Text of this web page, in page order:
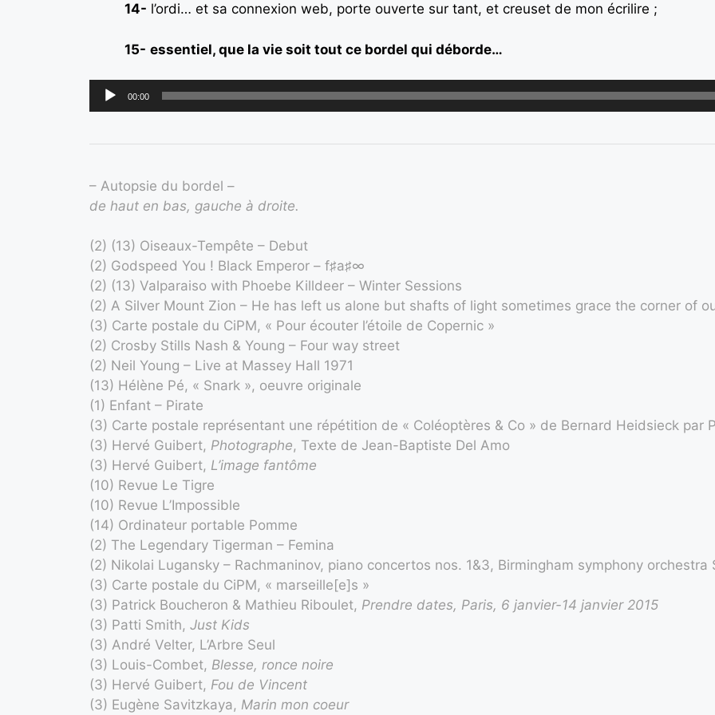
14- l’ordi… et sa connexion web, porte ouverte sur tant, et creuset de mon écrilire ;
15- essentiel, que la vie soit tout ce bordel qui déborde…
Audio
Player
00:00
– Autopsie du bordel –
de haut en bas, gauche à droite.
(2) (13) Oiseaux-Tempête – Debut
(2) Godspeed You ! Black Emperor – f♯a♯∞
(2) (13) Valparaiso with Phoebe Killdeer – Winter Sessions
(2) A Silver Mount Zion – He has left us alone but shafts of light sometimes grace the corner of
(3) Carte postale du CiPM, « Pour écouter l’étoile de Copernic »
(2) Crosby Stills Nash & Young – Four way street
(2) Neil Young – Live at Massey Hall 1971
(13) Hélène Pé, « Snark », oeuvre originale
(1) Enfant – Pirate
(3) Carte postale représentant une répétition de « Coléoptères & Co » de Bernard Heidsieck par
(3) Hervé Guibert, Photographe, Texte de Jean-Baptiste Del Amo
(3) Hervé Guibert, L’image fantôme
(10) Revue Le Tigre
(10) Revue L’Impossible
(14) Ordinateur portable Pomme
(2) The Legendary Tigerman – Femina
(2) Nikolai Lugansky – Rachmaninov, piano concertos nos. 1&3, Birmingham symphony orchestra
(3) Carte postale du CiPM, « marseille[e]s »
(3) Patrick Boucheron & Mathieu Riboulet, Prendre dates, Paris, 6 janvier-14 janvier 2015
(3) Patti Smith, Just Kids
(3) André Velter, L’Arbre Seul
(3) Louis-Combet, Blesse, ronce noire
(3) Hervé Guibert, Fou de Vincent
(3) Eugène Savitzkaya, Marin mon coeur